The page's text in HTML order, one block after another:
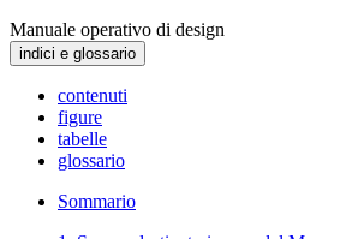
Manuale operativo di design
indici e glossario
contenuti
figure
tabelle
glossario
Sommario